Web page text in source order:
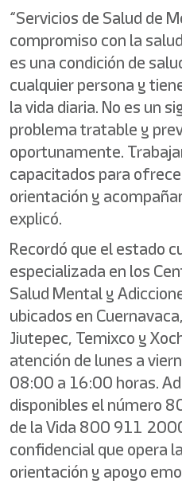
“Servicios de Salud de
compromiso con la
es una condición de
cualquier persona y
la vida diaria. No es un
problema tratable y
oportunamente.
capacitados para
orientación y
explicó.
Recordó que el estado
especializada en los
Salud Mental y
ubicados en
Jiutepec, Temixco y
atención de lunes a
08:00 a 16:00 horas.
disponibles el número
de la Vida 800 911
confidencial que opera
orientación y apoyo